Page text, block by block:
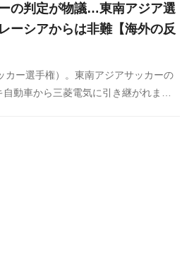
の判定が物議…東南アジア選
ーシアからは非難【海外の反
ー選手権）。東南アジアサッカーの
動車から三菱電気に引き継がれまし